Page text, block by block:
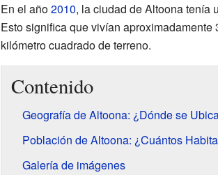
En el año2010, la ciudad de Altoona tenía
Esto significa que vivían aproximadamente
kilómetro cuadrado de terreno.
Contenido
Geografía de Altoona: ¿Dónde se
Población de Altoona: ¿Cuántos
Galería de imágenes